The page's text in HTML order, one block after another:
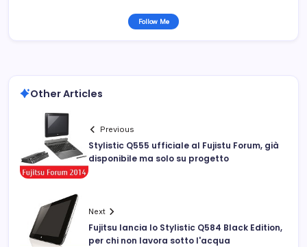
Follow Me
Other Articles
Previous
Stylistic Q555 ufficiale al Fujistu Forum, già
disponibile ma solo su progetto
Next
Fujitsu lancia lo Stylistic Q584 Black Edition,
per chi non lavora sotto l'acqua